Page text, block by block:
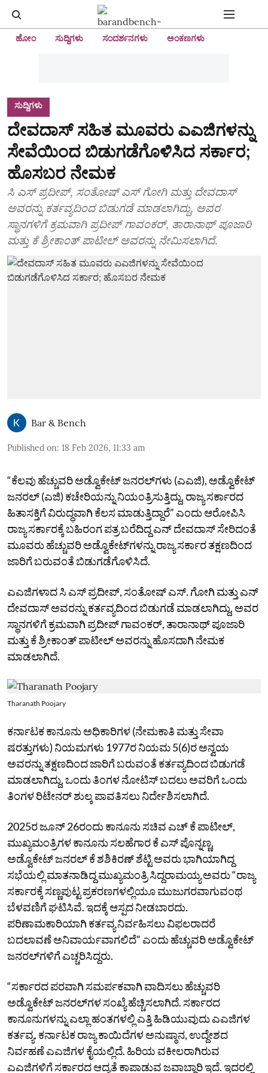
ಹೋಂ ಸುದ್ದಿಗಳು ಸಂದರ್ಶನಗಳು ಅಂಕಣಗಳು
ಸುದ್ದಿಗಳು
ದೇವದಾಸ್‌ ಸಹಿತ ಮೂವರು ಎಎಜಿಗಳನ್ನು
ಸೇವೆಯಿಂದ ಬಿಡುಗಡೆಗೊಳಿಸಿದ ಸರ್ಕಾರ;
ಹೊಸಬರ ನೇಮಕ
ಸಿ ಎಸ್‌ ಪ್ರದೀಪ್‌, ಸಂತೋಷ್‌ ಎಸ್ ಗೋಗಿ ಮತ್ತು ದೇವದಾಸ್‌
ಅವರನ್ನು ಕರ್ತವ್ಯದಿಂದ ಬಿಡುಗಡೆ ಮಾಡಲಾಗಿದ್ದು, ಅವರ
ಸ್ಥಾನಗಳಿಗೆ ಕ್ರಮವಾಗಿ ಪ್ರದೀಪ್‌ ಗಾವಂಕರ್‌, ತಾರಾನಾಥ್‌ ಪೂಜಾರಿ
ಮತ್ತು ಕೆ ಶ್ರೀಕಾಂತ್‌ ಪಾಟೀಲ್‌ ಅವರನ್ನು ನೇಮಿಸಲಾಗಿದೆ.
Bar & Bench
Published on: 18 Feb 2026, 11:33 am
“ಕೆಲವು ಹೆಚ್ಚುವರಿ ಅಡ್ವೊಕೇಟ್‌ ಜನರಲ್‌ಗಳು (ಎಎಜಿ), ಅಡ್ವೊಕೇಟ್‌
ಜನರಲ್‌ (ಎಜಿ) ಕಚೇರಿಯನ್ನು ನಿಯಂತ್ರಿಸುತ್ತಿದ್ದು, ರಾಜ್ಯ ಸರ್ಕಾರದ
ಹಿತಾಸಕ್ತಿಗೆ ವಿರುದ್ಧವಾಗಿ ಕೆಲಸ ಮಾಡುತ್ತಿದ್ದಾರೆ” ಎಂದು ಆರೋಪಿಸಿ
ರಾಜ್ಯ ಸರ್ಕಾರಕ್ಕೆ ಬಹಿರಂಗ ಪತ್ರ ಬರೆದಿದ್ದ ಎನ್‌ ದೇವದಾಸ್‌ ಸೇರಿದಂತೆ
ಮೂವರು ಹೆಚ್ಚುವರಿ ಅಡ್ವೊಕೇಟ್‌ಗಳನ್ನು ರಾಜ್ಯ ಸರ್ಕಾರ ತಕ್ಷಣದಿಂದ
ಜಾರಿಗೆ ಬರುವಂತೆ ಬಿಡುಗಡೆಗೊಳಿಸಿದೆ.
ಎಎಜಿಗಳಾದ ಸಿ ಎಸ್‌ ಪ್ರದೀಪ್‌, ಸಂತೋಷ್‌ ಎಸ್.‌ ಗೋಗಿ ಮತ್ತು ಎನ್‌
ದೇವದಾಸ್‌ ಅವರನ್ನು ಕರ್ತವ್ಯದಿಂದ ಬಿಡುಗಡೆ ಮಾಡಲಾಗಿದ್ದು, ಅವರ
ಸ್ಥಾನಗಳಿಗೆ ಕ್ರಮವಾಗಿ ಪ್ರದೀಪ್‌ ಗಾವಂಕರ್‌, ತಾರಾನಾಥ್‌ ಪೂಜಾರಿ
ಮತ್ತು ಕೆ ಶ್ರೀಕಾಂತ್‌ ಪಾಟೀಲ್‌ ಅವರನ್ನು ಹೊಸದಾಗಿ ನೇಮಕ
ಮಾಡಲಾಗಿದೆ.
Tharanath Poojary
ಕರ್ನಾಟಕ ಕಾನೂನು ಅಧಿಕಾರಿಗಳ (ನೇಮಕಾತಿ ಮತ್ತು ಸೇವಾ
ಷರತ್ತುಗಳು) ನಿಯಮಗಳು 1977ರ ನಿಯಮ 5(6)ರ ಅನ್ವಯ
ಅವರನ್ನು ತಕ್ಷಣದಿಂದ ಜಾರಿಗೆ ಬರುವಂತೆ ಕರ್ತವ್ಯದಿಂದ ಬಿಡುಗಡೆ
ಮಾಡಲಾಗಿದ್ದು, ಒಂದು ತಿಂಗಳ ನೋಟಿಸ್‌ ಬದಲು ಅವರಿಗೆ ಒಂದು
ತಿಂಗಳ ರಿಟೇನರ್‌ ಶುಲ್ಕ ಪಾವತಿಸಲು ನಿರ್ದೇಶಿಸಲಾಗಿದೆ.
2025ರ ಜೂನ್‌ 26ರಂದು ಕಾನೂನು ಸಚಿವ ಎಚ್‌ ಕೆ ಪಾಟೀಲ್‌,
ಮುಖ್ಯಮಂತ್ರಿಗಳ ಕಾನೂನು ಸಲಹೆಗಾರ ಕೆ ಎಸ್‌ ಪೊನ್ನಣ್ಣ,
ಅಡ್ವೊಕೇಟ್‌ ಜನರಲ್‌ ಕೆ ಶಶಿಕಿರಣ್‌ ಶೆಟ್ಟಿ ಅವರು ಭಾಗಿಯಾಗಿದ್ದ
ಸಭೆಯಲ್ಲಿ ಮಾತನಾಡಿದ್ದ ಮುಖ್ಯಮಂತ್ರಿ ಸಿದ್ದರಾಮಯ್ಯ ಅವರು “ರಾಜ್ಯ
ಸರ್ಕಾರಕ್ಕೆ ಸಣ್ಣಪುಟ್ಟ ಪ್ರಕರಣಗಳಲ್ಲಿಯೂ ಮುಜುಗರವಾಗುವಂಥ
ಬೆಳವಣಿಗೆ ಘಟಿಸಿವೆ. ಇದಕ್ಕೆ ಆಸ್ಪದ ನೀಡಬಾರದು.
ಪರಿಣಾಮಕಾರಿಯಾಗಿ ಕರ್ತವ್ಯ ನಿರ್ವಹಿಸಲು ವಿಫಲರಾದರೆ
ಬದಲಾವಣೆ ಅನಿವಾರ್ಯವಾಗಲಿದೆ” ಎಂದು ಹೆಚ್ಚುವರಿ ಅಡ್ವೊಕೇಟ್‌
ಜನರಲ್‌ಗಳಿಗೆ ಎಚ್ಚರಿಸಿದ್ದರು.
“ಸರ್ಕಾರದ ಪರವಾಗಿ ಸಮರ್ಪಕವಾಗಿ ವಾದಿಸಲು ಹೆಚ್ಚುವರಿ
ಅಡ್ವೊಕೇಟ್‌ ಜನರಲ್‌ಗಳ ಸಂಖ್ಯೆ ಹೆಚ್ಚಿಸಲಾಗಿದೆ. ಸರ್ಕಾರದ
ಕಾನೂನುಗಳನ್ನು ಎಲ್ಲಾ ಹಂತಗಳಲ್ಲಿ ಎತ್ತಿ ಹಿಡಿಯುವುದು ಎಎಜಿಗಳ
ಕರ್ತವ್ಯ. ಕರ್ನಾಟಕ ರಾಜ್ಯ ಕಾಯಿದೆಗಳ ಅನುಷ್ಠಾನ, ಉದ್ದೇಶದ
ನಿರ್ವಹಣೆ ಎಎಜಿಗಳ ಕೈಯಲ್ಲಿದೆ. ಹಿರಿಯ ವಕೀಲರಾಗಿರುವ
ಎಎಜಿಗಳಿಗೆ ಸರ್ಕಾರದ ಆದ್ಯತೆ ಕಾಪಾಡುವ ಜವಾಬ್ದಾರಿ ಇದೆ. ಇದರಲ್ಲಿ